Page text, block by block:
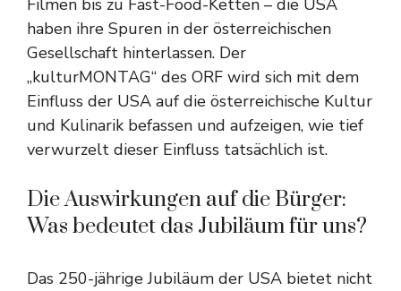
Filmen bis zu Fast-Food-Ketten – die USA
haben ihre Spuren in der österreichischen
Gesellschaft hinterlassen. Der
„kulturMONTAG“ des ORF wird sich mit dem
Einfluss der USA auf die österreichische Kultur
und Kulinarik befassen und aufzeigen, wie tief
verwurzelt dieser Einfluss tatsächlich ist.
Die Auswirkungen auf die Bürger:
Was bedeutet das Jubiläum für uns?
Das 250-jährige Jubiläum der USA bietet nicht